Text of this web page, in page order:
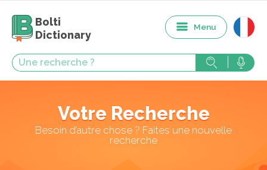
Bolti
Dictionary
Menu
Votre Recherche
Besoin d’autre chose ? Faites une nouvelle
recherche